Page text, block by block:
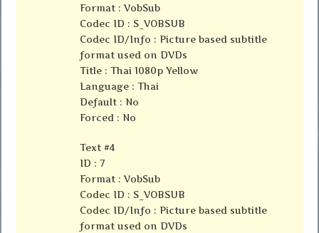
Format : VobSub
Codec ID : S_VOBSUB
Codec ID/Info : Picture based subtitle
format used on DVDs
Title : Thai 1080p Yellow
Language : Thai
Default : No
Forced : No
Text #4
ID : 7
Format : VobSub
Codec ID : S_VOBSUB
Codec ID/Info : Picture based subtitle
format used on DVDs